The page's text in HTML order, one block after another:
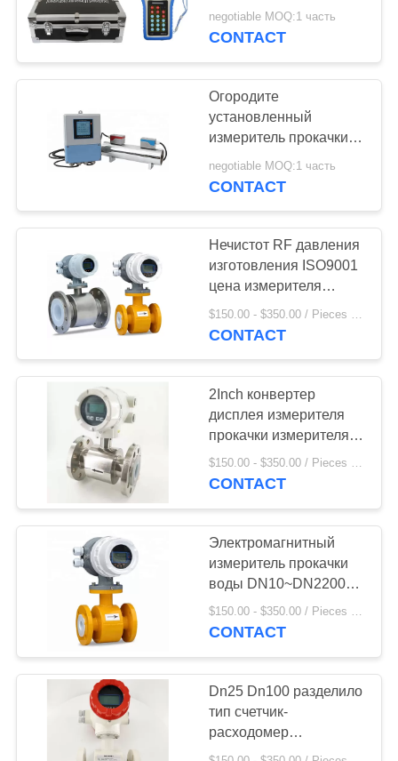
СПРОСИТЕ
КАРТА
САЙТА
POLICY
и компактный для
много поле
negotiable MOQ:1 часть
CONTACT
Огородите
установленный
измеритель прокачки
жидкости 5.00м газа/с
портативный
negotiable MOQ:1 часть
CONTACT
Нечистот RF давления
изготовления ISO9001
цена измерителя
прокачки высоких
удаленных магнитных
$150.00 - $350.00 / Pieces MOQ:1 Piece / Pieces
CONTACT
2Inch конвертер
дисплея измерителя
прокачки измерителя
прокачки Mag горячей
воды DN2400
$150.00 - $350.00 / Pieces MOQ:1 Piece / Pieces
CONTACT
Электромагнитный
измеритель прокачки
воды DN10~DN2200
полно сварил
$150.00 - $350.00 / Pieces MOQ:1 часть/часть
CONTACT
Dn25 Dn100 разделило
тип счетчик-
расходомер
электромагнитной